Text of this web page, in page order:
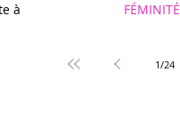
à
FÉMINITÉ
1/24